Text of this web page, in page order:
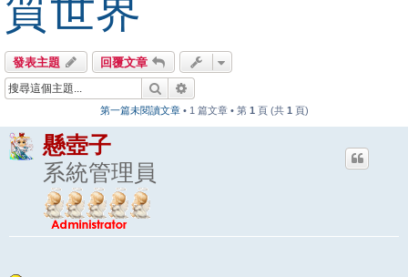
質世界
發表主題
回覆文章
搜尋
第一篇未閱讀文章• 1 篇文章 • 第 1 頁 (共 1 頁)
懸壺子
系統管理員